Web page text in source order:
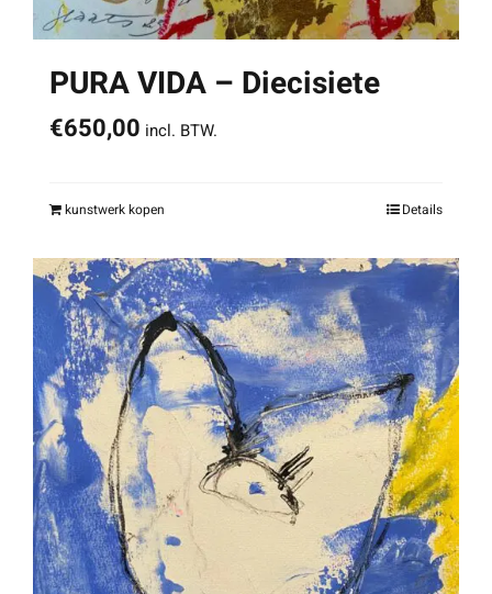
PURA VIDA – Diecisiete
€650,00 incl. BTW.
kunstwerk kopen Details